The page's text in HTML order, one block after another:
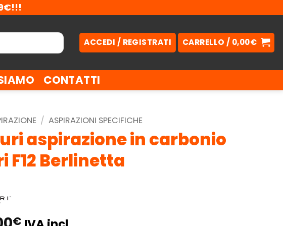
ACCEDI / REGISTRATI CARRELLO / 0,00€
CONTATTI
/ ASPIRAZIONI SPECIFICHE
aspirazione in carbonio
F12 Berlinetta
€